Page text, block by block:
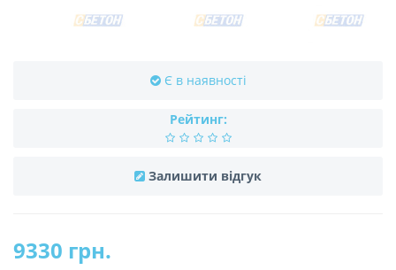
Є в наявності
Рейтинг:
Залишити відгук
9330 грн.